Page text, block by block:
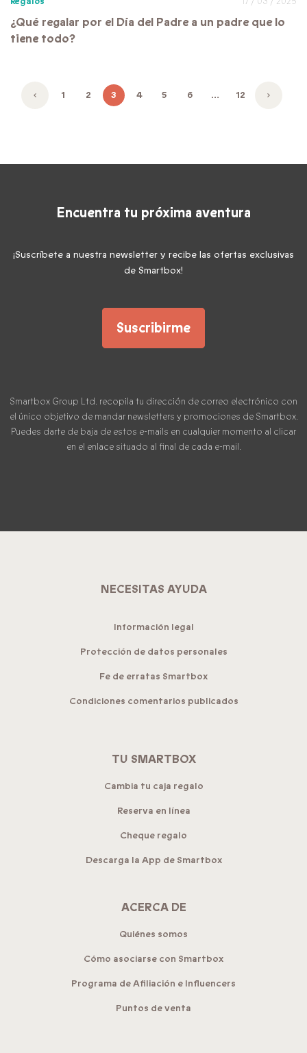
¿Qué regalar por el Día del Padre a un padre que lo
tiene todo?
1 2 3 4 5 6 … 12
Encuentra tu próxima aventura
¡Suscríbete a nuestra newsletter y recibe las ofertas exclusivas
de Smartbox!
Suscribirme
Smartbox Group Ltd. recopila tu dirección de correo electrónico con
el único objetivo de mandar newsletters y promociones de Smartbox.
Puedes darte de baja de estos e-mails en cualquier momento al clicar
en el enlace situado al final de cada e-mail.
NECESITAS AYUDA
Información legal
Protección de datos personales
Fe de erratas Smartbox
Condiciones comentarios publicados
TU SMARTBOX
Cambia tu caja regalo
Reserva en línea
Cheque regalo
Descarga la App de Smartbox
ACERCA DE
Quiénes somos
Cómo asociarse con Smartbox
Programa de Afiliación e Influencers
Puntos de venta